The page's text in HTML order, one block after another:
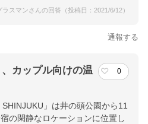
ラスマンさんの回答（投稿日：2021/6/12）
通報する
カップル向けの温
0
SHINJUKU」は井の頭公園から11
の閑静なロケーションに位置し